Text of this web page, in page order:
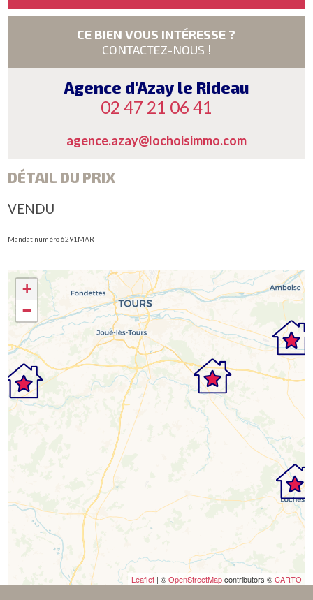
CE BIEN VOUS INTÉRESSE ?
CONTACTEZ-NOUS !
Agence d'Azay le Rideau
02 47 21 06 41
agence.azay@lochoisimmo.com
DÉTAIL DU PRIX
VENDU
Mandat numéro 6291MAR
+
−
Leaflet| ©OpenStreetMapcontributors ©CARTO